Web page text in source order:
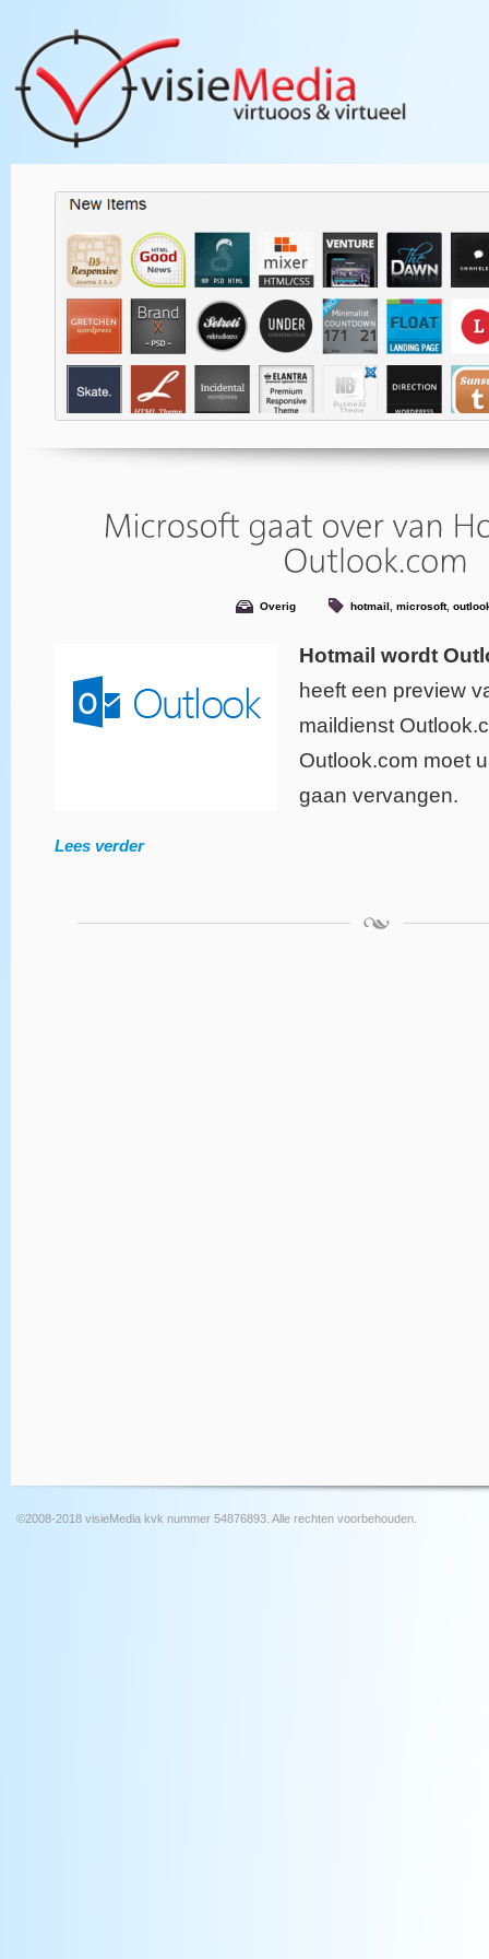
Overig hotmail microsoft,
Hotmail wordt
heeft een preview
maildienst
Outlook.com moet
gaan vervangen.
Lees verder
©2008-2018 visieMedia kvk nummer 54876893. Alle rechten voorbehouden.